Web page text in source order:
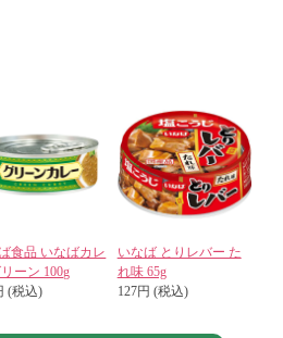
食品 いなばカレ
ーン 100g
(税込)
いなば とりレバー た
れ味 65g
127円 (税込)